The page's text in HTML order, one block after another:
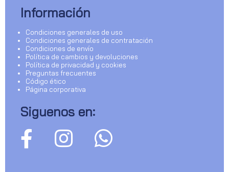
Información
Condiciones generales de uso
Condiciones generales de contratación
Condiciones de envío
Política de cambios y devoluciones
Política de privacidad y cookies
Preguntas frecuentes
Código ético
Página corporativa
Siguenos en: